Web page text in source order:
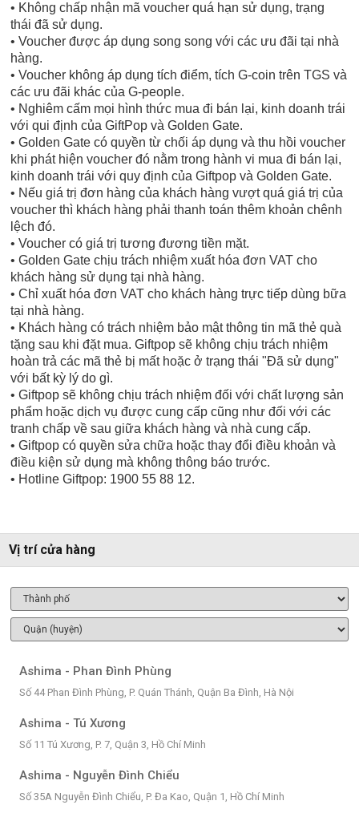
• Không chấp nhận mã voucher quá hạn sử dụng, trạng
thái đã sử dụng.
• Voucher được áp dụng song song với các ưu đãi tại nhà
hàng.
• Voucher không áp dụng tích điểm, tích G-coin trên TGS và
các ưu đãi khác của G-people.
• Nghiêm cấm mọi hình thức mua đi bán lại, kinh doanh trái
với qui định của GiftPop và Golden Gate.
• Golden Gate có quyền từ chối áp dụng và thu hồi voucher
khi phát hiện voucher đó nằm trong hành vi mua đi bán lại,
kinh doanh trái với quy định của Giftpop và Golden Gate.
• Nếu giá trị đơn hàng của khách hàng vượt quá giá trị của
voucher thì khách hàng phải thanh toán thêm khoản chênh
lệch đó.
• Voucher có giá trị tương đương tiền mặt.
• Golden Gate chịu trách nhiệm xuất hóa đơn VAT cho
khách hàng sử dụng tại nhà hàng.
• Chỉ xuất hóa đơn VAT cho khách hàng trực tiếp dùng bữa
tại nhà hàng.
• Khách hàng có trách nhiệm bảo mật thông tin mã thẻ quà
tặng sau khi đặt mua. Giftpop sẽ không chịu trách nhiệm
hoàn trả các mã thẻ bị mất hoặc ở trạng thái "Đã sử dụng"
với bất kỳ lý do gì.
• Giftpop sẽ không chịu trách nhiệm đối với chất lượng sản
phẩm hoặc dịch vụ được cung cấp cũng như đối với các
tranh chấp về sau giữa khách hàng và nhà cung cấp.
• Giftpop có quyền sửa chữa hoặc thay đổi điều khoản và
điều kiện sử dụng mà không thông báo trước.
• Hotline Giftpop: 1900 55 88 12.
Vị trí cửa hàng
Ashima - Phan Đình Phùng
Số 44 Phan Đình Phùng, P. Quán Thánh, Quận Ba Đình, Hà Nội
Ashima - Tú Xương
Số 11 Tú Xương, P. 7, Quận 3, Hồ Chí Minh
Ashima - Nguyễn Đình Chiểu
Số 35A Nguyễn Đình Chiểu, P. Đa Kao, Quận 1, Hồ Chí Minh